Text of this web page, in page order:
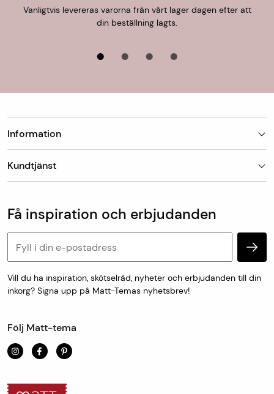
Vanligtvis levereras varorna från vårt lager dagen efter att
din beställning lagts.
Information
Om Matt-Tema
Vanliga frågor
Kundtjänst
Köp & leveransvillkor
Retur & reklamation
Personuppgifter och cookies
Få inspiration och erbjudanden
Vill du ha inspiration, skötselråd, nyheter och erbjudanden till din
inkorg? Signa upp på Matt-Temas nyhetsbrev!
Följ Matt-tema